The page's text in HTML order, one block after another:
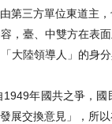
第三方單位東道主
臺、中雙方在表
大陸領導人」的身
年國共之爭，
展交換意見」，所以